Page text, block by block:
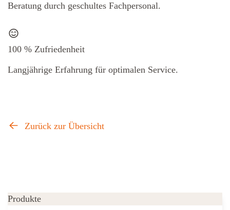
Beratung durch geschultes Fachpersonal.
100 % Zufriedenheit
Langjährige Erfahrung für optimalen Service.
Zurück zur Übersicht
Produkte